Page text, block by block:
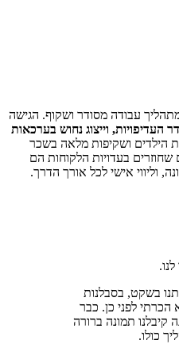
עבודה מסודר ושקוף. הגישה
העדיפויות, וייצוג נחוש בערכאות
הילדים ושקיפות מלאה בשכר
בעדויות הלקוחות הם
וליווי אישי לכל אורך הדרך.
בשקט, בסבלנות
הכרתי לפני כן. כבר
קיבלנו תמונה ברורה
כולו.